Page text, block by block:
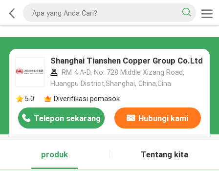
Shanghai Tianshen Copper Group Co.Ltd
RM 4 A-D, No. 728 Middle Xizang Road,
Huangpu District,Shanghai, China,Cina
5.0
Diverifikasi pemasok
Telepon sekarang Hubungi kami
produk Tentang kita